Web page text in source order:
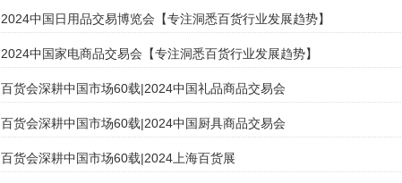
2024中国日用品交易博览会【专注洞悉百货行业发展趋势】
2024中国家电商品交易会【专注洞悉百货行业发展趋势】
百货会深耕中国市场60载|2024中国礼品商品交易会
百货会深耕中国市场60载|2024中国厨具商品交易会
百货会深耕中国市场60载|2024上海百货展